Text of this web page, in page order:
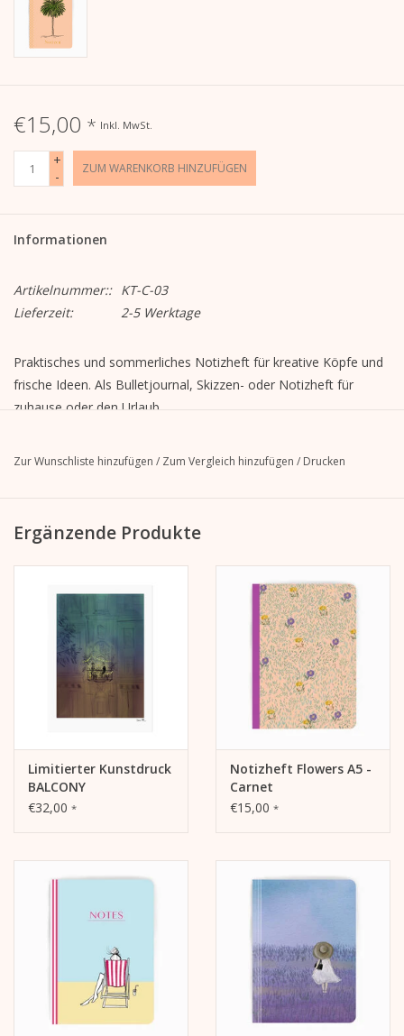
Bücher
Kera Till X GMEINER
€15,00 * Inkl. MwSt.
+
-
ZUM WARENKORB HINZUFÜGEN
Informationen
Artikelnummer:: KT-C-03
Lieferzeit:
2-5 Werktage
Praktisches und sommerliches Notizheft für kreative Köpfe und
frische Ideen. Als Bulletjournal, Skizzen- oder Notizheft für
zuhause oder den Urlaub.
A5 // 148 x 210 mm
- Soft Cover aus 400 g/m² Papier; abgerundete Ecken,
- Einband: Rückstichheftung
Zur Wunschliste hinzufügen / Zum Vergleich hinzufügen / Drucken
Ergänzende Produkte
Limitierter Kunstdruck
BALCONY
€32,00 *
Notizheft Flowers A5 -
Carnet
€15,00 *